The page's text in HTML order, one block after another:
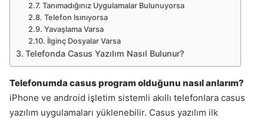
Tanımadığınız Uygulamalar Bulunuyorsa
Telefon Isınıyorsa
Yavaşlama Varsa
İlginç Dosyalar Varsa
Telefonda Casus Yazılım Nasıl Bulunur?
Telefonumda casus program olduğunu nasıl anlarım?
iPhone ve android işletim sistemli akıllı telefonlara casus
yazılım uygulamaları yüklenebilir. Casus yazılım ilk